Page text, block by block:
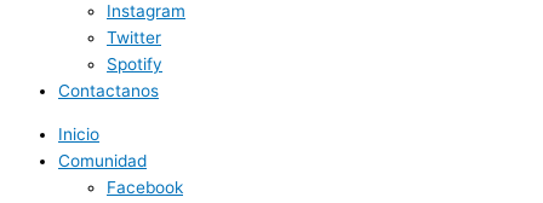
Instagram
Twitter
Spotify
Contactanos
Inicio
Comunidad
Facebook